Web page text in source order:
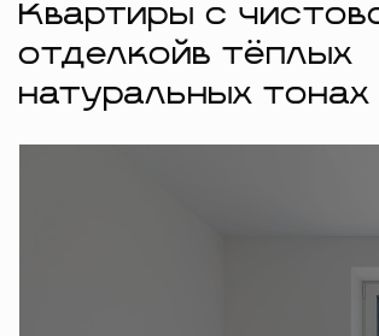
Квартиры с
отделкойв тёплых
натуральных тонах